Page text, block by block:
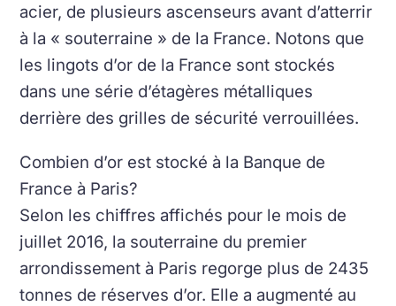
acier, de plusieurs ascenseurs avant d’atterrir
à la « souterraine » de la France. Notons que
les lingots d’or de la France sont stockés
dans une série d’étagères métalliques
derrière des grilles de sécurité verrouillées.
Combien d’or est stocké à la Banque de
France à Paris?
Selon les chiffres affichés pour le mois de
juillet 2016, la souterraine du premier
arrondissement à Paris regorge plus de 2435
tonnes de réserves d’or. Elle a augmenté au